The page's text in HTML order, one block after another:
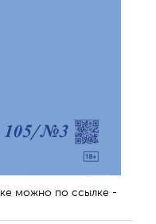
можно по ссылке -